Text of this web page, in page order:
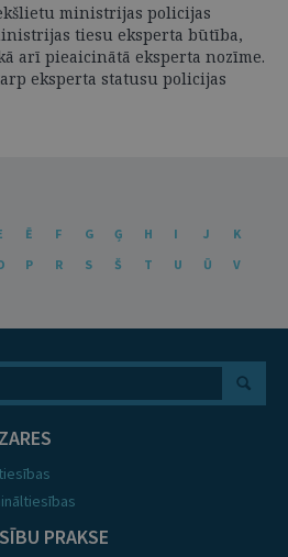
ministrijas policijas
tiesu eksperta būtība,
arī pieaicinātā eksperta nozīme.
eksperta statusu policijas
Ē F G Ģ H I J
K
P R S Š T U Ū
V
PRAKSE